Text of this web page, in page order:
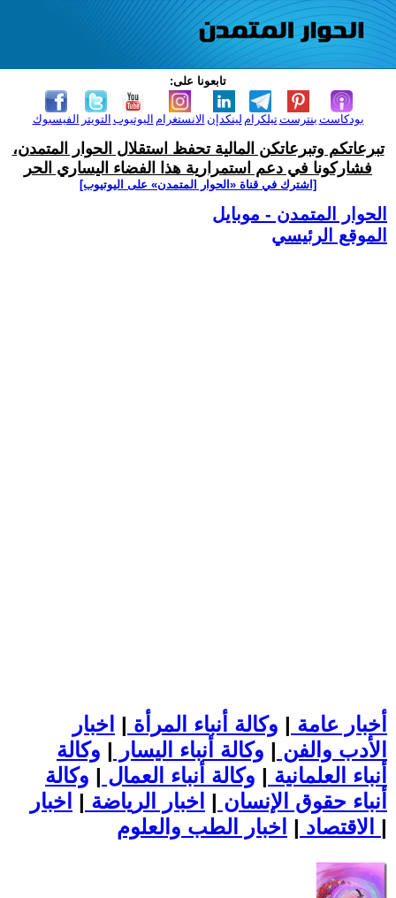
تابعونا على:
الفيسبوك التويتر اليوتيوب الانستغرام لينكدإن تيلكرامبنترست بودكاست
تبرعاتكم وتبرعاتكن المالية تحفظ استقلال الحوار المتمدن،
فشاركونا في دعم استمرارية هذا الفضاء اليساري الحر
[اشترك في قناة ‫«الحوار المتمدن» على اليوتيوب]
الحوار المتمدن - موبايل
الموقع الرئيسي
أخبار عامة | وكالة أنباء المرأة | اخبار
الأدب والفن | وكالة أنباء اليسار | وكالة
أنباء العلمانية | وكالة أنباء العمال | وكالة
أنباء حقوق الإنسان | اخبار الرياضة | اخبار
الاقتصاد | |